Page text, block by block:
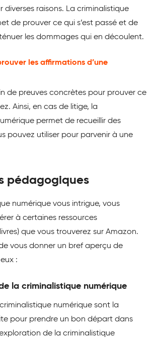
diverses raisons. La criminalistique
de prouver ce qui s’est passé et de
les dommages qui en découlent.
les affirmations d’une
de preuves concrètes pour prouver ce
Ainsi, en cas de litige, la
permet de recueillir des
pouvez utiliser pour parvenir à une
pédagogiques
numérique vous intrigue, vous
à certaines ressources
que vous trouverez sur Amazon.
vous donner un bref aperçu de
:
la criminalistique numérique
numérique sont la
pour prendre un bon départ dans
de la criminalistique